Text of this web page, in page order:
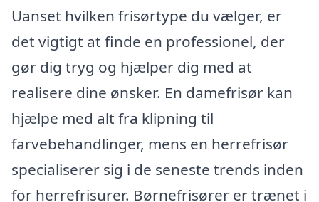
Uanset hvilken frisørtype du vælger, er
det vigtigt at finde en professionel, der
gør dig tryg og hjælper dig med at
realisere dine ønsker. En damefrisør kan
hjælpe med alt fra klipning til
farvebehandlinger, mens en herrefrisør
specialiserer sig i de seneste trends inden
for herrefrisurer. Børnefrisører er trænet i